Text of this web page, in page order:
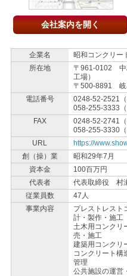
会社案内を開く
企業名
昭和コンクリ
所在地
〒961-0102 中
工場）
〒500-8891 岐
電話番号
0248-52-2521（
058-255-3333（
FAX
0248-52-2741（
058-255-3330（
URL
https://
創（操）業
昭和29年7月
資本金
100百万円
代表者
代表取締役 村
従業員数
47人
事業内容
プレストレスト
計・製
土木用コンクリ
売・
建築用コンクリ
コンクリート構
管理
公共施設の運営